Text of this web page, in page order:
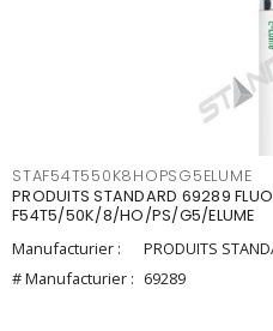
STAF54T550K8HOPSG5ELUME
PRODUITS STANDARD 69289
F54T5/50K/8/HO/PS/G5/ELUME
Manufacturier :
PRODUITS
# Manufacturier : 69289